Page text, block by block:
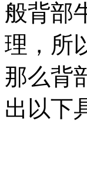
般背部
理，所
那么背
出以下